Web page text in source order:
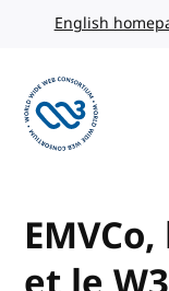
Skip to content
English